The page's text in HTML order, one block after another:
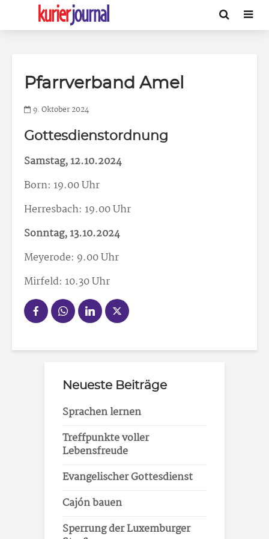
Pfarrverband Amel
9. Oktober 2024
Gottesdienstordnung
Samstag, 12.10.2024
Born: 19.00 Uhr
Herresbach: 19.00 Uhr
Sonntag, 13.10.2024
Meyerode: 9.00 Uhr
Mirfeld: 10.30 Uhr
Neueste Beiträge
Sprachen lernen
Treffpunkte voller
Lebensfreude
Evangelischer Gottesdienst
Cajón bauen
Sperrung der Luxemburger